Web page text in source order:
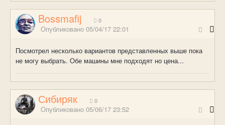
Bossmafij 0
Опубликовано 05/04/17 22:01
Посмотрел несколько вариантов представленных выше пока
не могу выбрать. Обе машины мне подходят но цена...
Сибиряк 0
Опубликовано 05/06/17 23:52